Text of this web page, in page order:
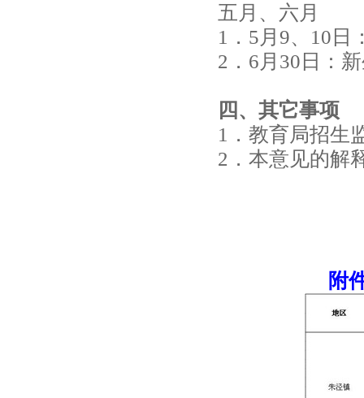
五月、六月
1．5月9、10日
2．6月30日：
四、其它事项
1．教育局招生
2．本意见的解
附